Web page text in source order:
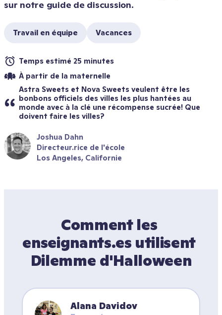
Travail en équipe Vacances
Temps estimé 25 minutes
À partir de la maternelle
Astra Sweets et Nova Sweets veulent être les
bonbons officiels des villes les plus hantées au
monde avec à la clé une récompense sucrée! Que
doivent faire les villes?
Joshua Dahn
Directeur.rice de l'école
Los Angeles, Californie
Comment les
enseignants.es utilisent
Dilemme d'Halloween
Alana Davidov